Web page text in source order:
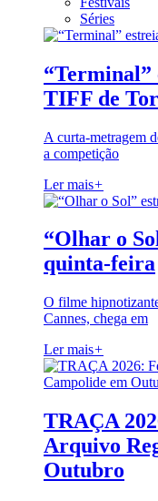
Séries
“Terminal”
TIFF de
A curta-metragem
a competição
Ler mais+
“Olhar o
quinta-feira
O filme
Cannes, chega em
Ler mais+
TRAÇA
Arquivo
Outubro